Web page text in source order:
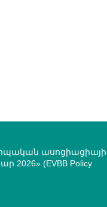
ասոցիացիայի
(EVBB Policy